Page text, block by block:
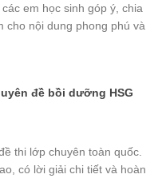
em học sinh góp ý, chia
cho nội dung phong phú và
đề bồi dưỡng HSG
thi lớp chuyên toàn quốc.
có lời giải chi tiết và hoàn